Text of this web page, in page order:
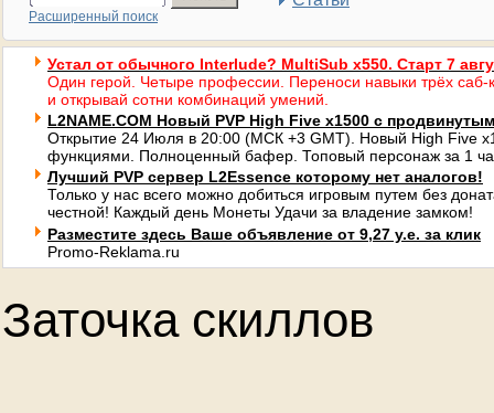
Расширенный поиск
Устал от обычного Interlude? MultiSub x550. Старт 7
Один герой. Четыре профессии. Переноси навыки трёх саб-
и открывай сотни комбинаций умений.
L2NAME.COM Новый PVP High Five x1500 с
Открытие 24 Июля в 20:00 (МСК +3 GMT). Новый High Five
функциями. Полноценный бафер. Топовый персонаж за 1
Лучший PVP сервер L2Essence которому нет аналогов!
Только у нас всего можно добиться игровым путем без
честной! Каждый день Монеты Удачи за владение замком!
Разместите здесь Ваше объявление от 9,27 у.е. за клик
Promo-Reklama.ru
Заточка скиллов